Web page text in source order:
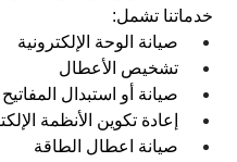
خدماتنا تشمل:
صيانة الوحة الإلكترونية
تشخيص الأعطال
صيانة أو استبدال المفاتيح
إعادة تكوين الأنظمة
صيانة اعطال الطاقة